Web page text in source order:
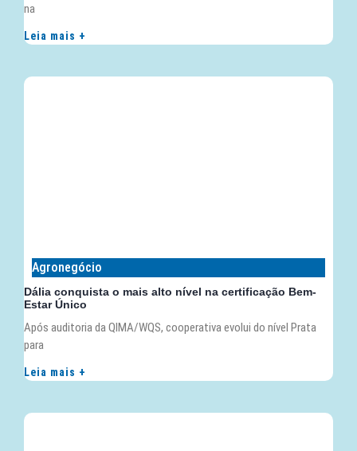
na
Leia mais +
Agronegócio
Dália conquista o mais alto nível na certificação Bem-
Estar Único
Após auditoria da QIMA/WQS, cooperativa evolui do nível Prata
para
Leia mais +